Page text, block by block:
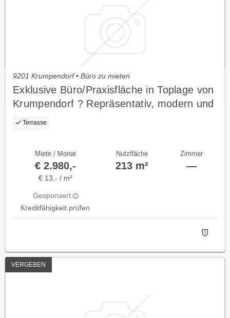
9201 Krumpendorf • Büro zu mieten
Exklusive Büro/Praxisfläche in Toplage von
Krumpendorf ? Repräsentativ, modern und
vielseitig nutzbar
Terrasse
Miete / Monat
€ 2.980,-
€ 13,- / m²
Gesponsert
Kreditfähigkeit prüfen
Nutzfläche
213 m²
Zimmer
—
VERGEBEN